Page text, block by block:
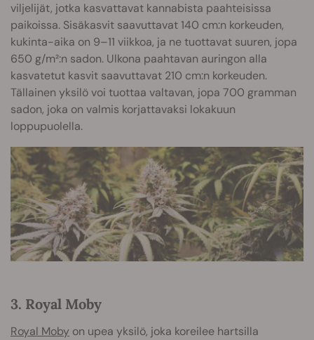
viljelijät, jotka kasvattavat kannabista paahteisissa
paikoissa. Sisäkasvit saavuttavat 140 cm:n korkeuden,
kukinta-aika on 9–11 viikkoa, ja ne tuottavat suuren, jopa
650 g/m²:n sadon. Ulkona paahtavan auringon alla
kasvatetut kasvit saavuttavat 210 cm:n korkeuden.
Tällainen yksilö voi tuottaa valtavan, jopa 700 gramman
sadon, joka on valmis korjattavaksi lokakuun
loppupuolella.
3. Royal Moby
Royal Moby on upea yksilö, joka koreilee hartsilla